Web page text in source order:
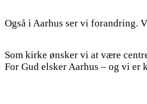
Også i Aarhus ser vi forandring.
Som kirke ønsker vi at være
For Gud elsker Aarhus – og vi er